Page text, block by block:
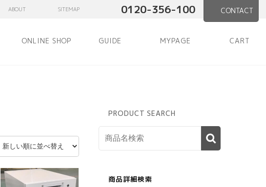
ABOUT SITEMAP 0120-356-100 CONTACT
ONLINE SHOP GUIDE MYPAGE CART
PRODUCT SEARCH
商品詳細検索